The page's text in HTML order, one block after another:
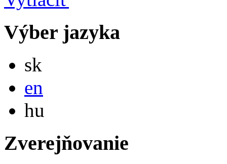
Výber jazyka
sk
en
hu
Zverejňovanie